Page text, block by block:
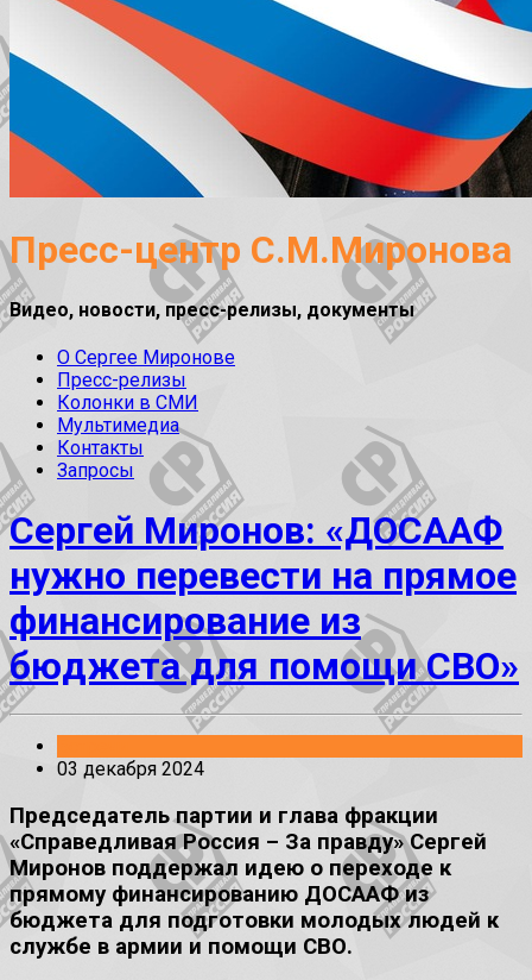
Пресс-центр С.М.Миронова
Видео, новости, пресс-релизы, документы
О Сергее Миронове
Пресс-релизы
Колонки в СМИ
Мультимедиа
Контакты
Запросы
Сергей Миронов: «ДОСААФ
нужно перевести на прямое
финансирование из
бюджета для помощи СВО»
03 декабря 2024
Председатель партии и глава фракции
«Справедливая Россия – За правду» Сергей
Миронов поддержал идею о переходе к
прямому финансированию ДОСААФ из
бюджета для подготовки молодых людей к
службе в армии и помощи СВО.